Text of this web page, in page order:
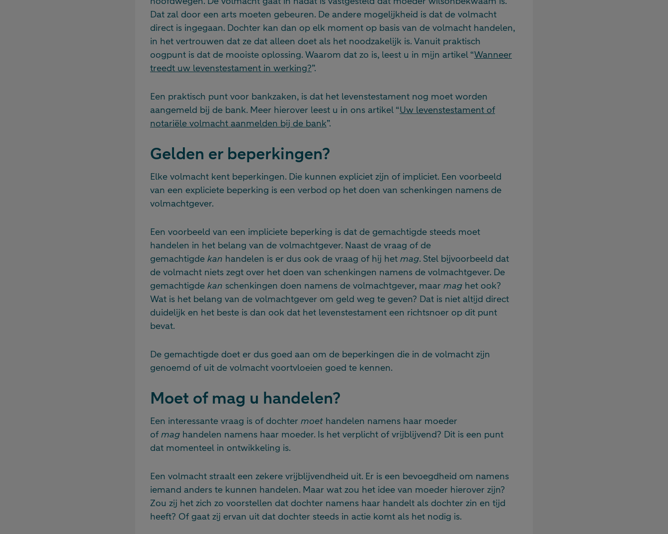
Dat zal door een arts moeten gebeuren. De andere mogelijkheid is dat de volmacht
direct is ingegaan. Dochter kan dan op elk moment op basis van de volmacht handelen,
in het vertrouwen dat ze dat alleen doet als het noodzakelijk is. Vanuit praktisch
oogpunt is dat de mooiste oplossing. Waarom dat zo is, leest u in mijn artikel “Wanneer
treedt uw levenstestament in werking?”.
Een praktisch punt voor bankzaken, is dat het levenstestament nog moet worden
aangemeld bij de bank. Meer hierover leest u in ons artikel “Uw levenstestament of
notariële volmacht aanmelden bij de bank”.
Gelden er beperkingen?
Elke volmacht kent beperkingen. Die kunnen expliciet zijn of impliciet. Een voorbeeld
van een expliciete beperking is een verbod op het doen van schenkingen namens de
volmachtgever.
Een voorbeeld van een impliciete beperking is dat de gemachtigde steeds moet
handelen in het belang van de volmachtgever. Naast de vraag of de
gemachtigde kan handelen is er dus ook de vraag of hij het mag. Stel bijvoorbeeld dat
de volmacht niets zegt over het doen van schenkingen namens de volmachtgever. De
gemachtigde kan schenkingen doen namens de volmachtgever, maar mag het ook?
Wat is het belang van de volmachtgever om geld weg te geven? Dat is niet altijd direct
duidelijk en het beste is dan ook dat het levenstestament een richtsnoer op dit punt
bevat.
De gemachtigde doet er dus goed aan om de beperkingen die in de volmacht zijn
genoemd of uit de volmacht voortvloeien goed te kennen.
Moet of mag u handelen?
Een interessante vraag is of dochter moet handelen namens haar moeder
ofmag handelen namens haar moeder. Is het verplicht of vrijblijvend? Dit is een punt
dat momenteel in ontwikkeling is.
Een volmacht straalt een zekere vrijblijvendheid uit. Er is een bevoegdheid om namens
iemand anders te kunnen handelen. Maar wat zou het idee van moeder hierover zijn?
Zou zij het zich zo voorstellen dat dochter namens haar handelt als dochter zin en tijd
heeft? Of gaat zij ervan uit dat dochter steeds in actie komt als het nodig is.